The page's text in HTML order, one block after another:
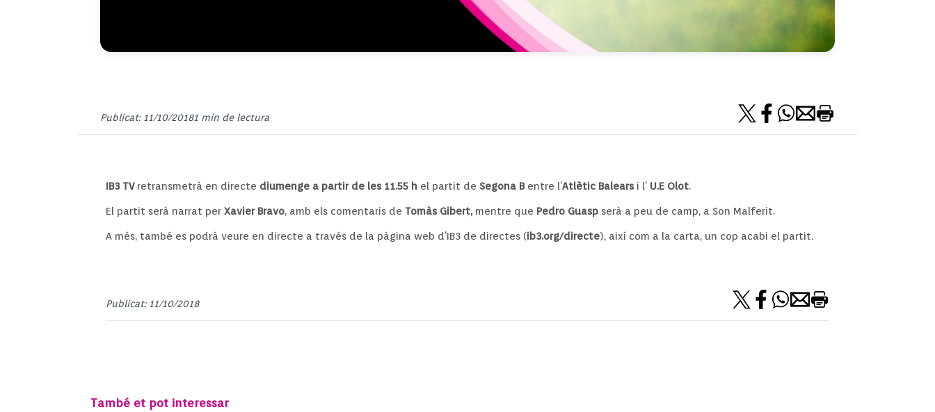
Publicat: 11/10/20181 min de lectura
IB3 TVretransmetrà en directe diumenge a partir de les 11.55 h el partit de Segona B entre l’Atlètic Balears i l’ U.E Olot.
El partit serà narrat per Xavier Bravo, amb els comentaris de Tomàs Gibert, mentre que Pedro Guasp serà a peu de camp, a Son Malferit.
A més, també es podrà veure en directe a través de la pàgina web d’IB3 de directes (ib3.org/directe), així com a la carta, un cop acabi el partit.
Publicat: 11/10/2018
També et pot interessar